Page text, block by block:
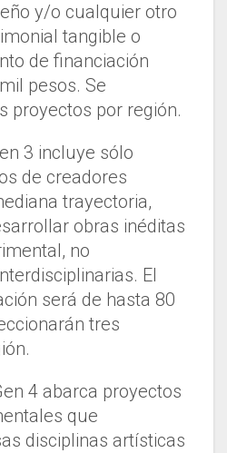
y/o cualquier otro
tangible o
de financiación
pesos. Se
proyectos por región.
3 incluye sólo
de creadores
trayectoria,
obras inéditas
no
El
será de hasta 80
tres
4 abarca proyectos
que
disciplinas artísticas